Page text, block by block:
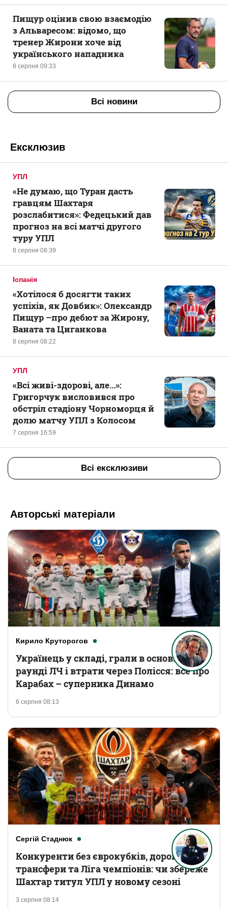
8 серпня 09:33
Пищур оцінив свою взаємодію
з Альваресом: відомо, що
тренер Жирони хоче від
українського нападника
Всі новини
Ексклюзив
УПЛ
8 серпня 08:39
«Не думаю, що Туран дасть
гравцям Шахтаря
розслабитися»: Федецький дав
прогноз на всі матчі другого
туру УПЛ
Іспанія
8 серпня 08:22
«Хотілося б досягти таких
успіхів, як Довбик»: Олександр
Пищур –про дебют за Жирону,
Ваната та Циганкова
УПЛ
7 серпня 16:59
«Всі живі-здорові, але...»:
Григорчук висловився про
обстріл стадіону Чорноморця й
долю матчу УПЛ з Колосом
Всі ексклюзиви
Авторські матеріали
Кирило Круторогов
6 серпня 08:13
Українець у складі, грали в основному
раунді ЛЧ і втрати через Полісся: все про
Карабах – суперника Динамо
Сергій Стаднюк
3 серпня 08:14
Конкуренти без єврокубків, дорогі
трансфери та Ліга чемпіонів: чи збереже
Шахтар титул УПЛ у новому сезоні